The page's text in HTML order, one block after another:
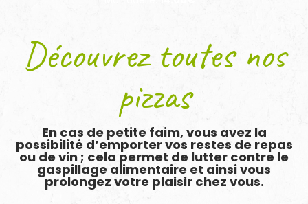
DISTRIBUTEUR PARTENAIRE
CONTACT
Découvrez toutes nos
pizzas
En cas de petite faim, vous avez la
possibilité d’emporter vos restes de repas
ou de vin ; cela permet de lutter contre le
gaspillage alimentaire et ainsi vous
prolongez votre plaisir chez vous.